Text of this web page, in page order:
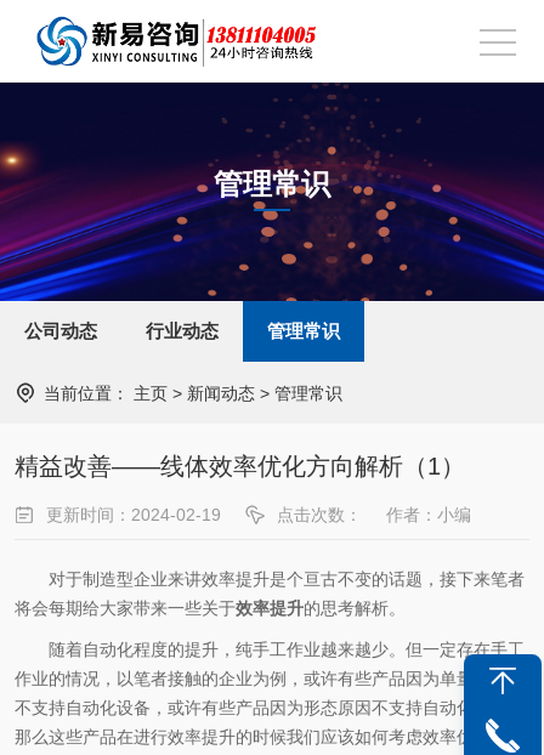
管理常识
公司动态 行业动态 管理常识
当前位置： 主页 > 新闻动态 > 管理常识
精益改善——线体效率优化方向解析（1）
更新时间：2024-02-19 点击次数： 作者：小编
对于制造型企业来讲效率提升是个亘古不变的话题，接下来笔者
将会每期给大家带来一些关于效率提升的思考解析。
随着自动化程度的提升，纯手工作业越来越少。但一定存在手工
作业的情况，以笔者接触的企业为例，或许有些产品因为单量的原因
不支持自动化设备，或许有些产品因为形态原因不支持自动化设备。
那么这些产品在进行效率提升的时候我们应该如何考虑效率优化这个